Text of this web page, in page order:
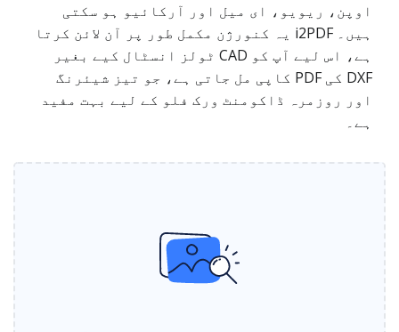
اوپن، ریویو، ای میل اور آرکائیو ہو سکتی
ہیں۔ i2PDF یہ کنورژن مکمل طور پر آن لائن کرتا
ہے، اس لیے آپ کو CAD ٹولز انسٹال کیے بغیر
DXF کی PDF کاپی مل جاتی ہے، جو تیز شیئرنگ
اور روزمرہ ڈاکومنٹ ورک فلو کے لیے بہت مفید
ہے۔